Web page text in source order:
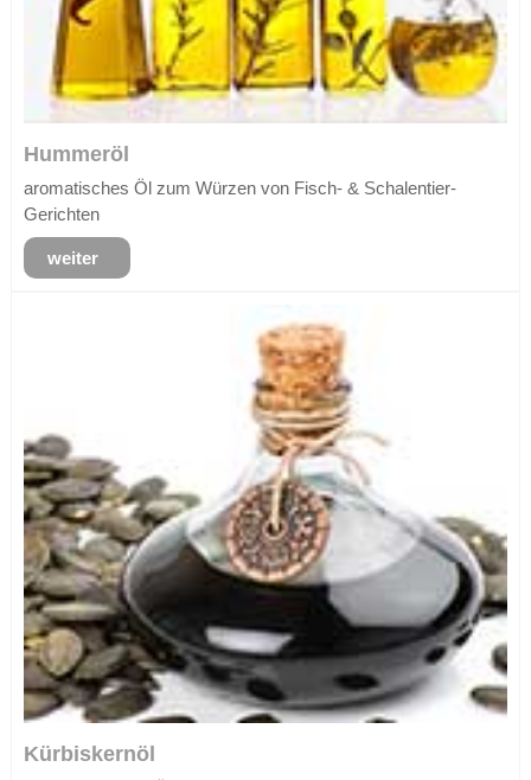
Hummeröl
aromatisches Öl zum Würzen von Fisch- & Schalentier-
Gerichten
weiter
Kürbiskernöl